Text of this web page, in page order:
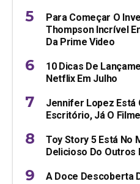
Para Começar O
Thompson Incrível
Da Prime Video
10 Dicas De
Netflix Em Julho
Jennifer Lopez Está
Escritório, Já O
Toy Story 5 Está No
Delicioso Do Outros
A Doce Descoberta